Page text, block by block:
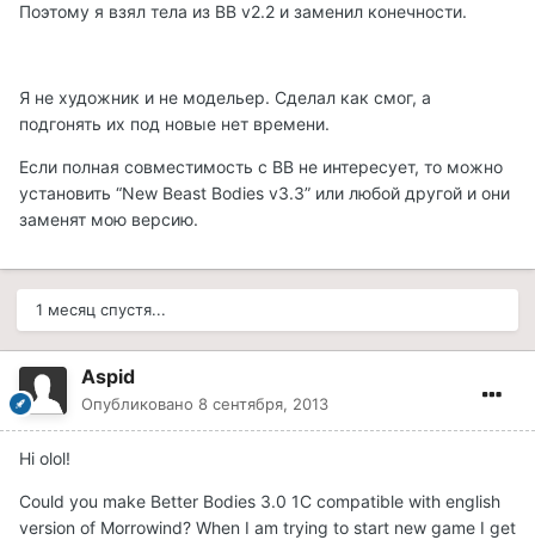
Поэтому я взял тела из ВВ v2.2 и заменил конечности.
Я не художник и не модельер. Сделал как смог, а
подгонять их под новые нет времени.
Если полная совместимость с ВВ не интересует, то можно
установить “New Beast Bodies v3.3” или любой другой и они
заменят мою версию.
1 месяц спустя...
Aspid
Опубликовано 8 сентября, 2013
Hi olol!
Could you make Better Bodies 3.0 1C compatible with english
version of Morrowind? When I am trying to start new game I get